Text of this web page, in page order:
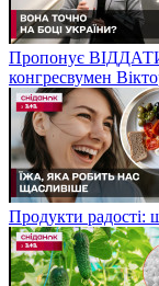
Пропонує ВІДДАТИ
конгресвумен
Продукти радості: